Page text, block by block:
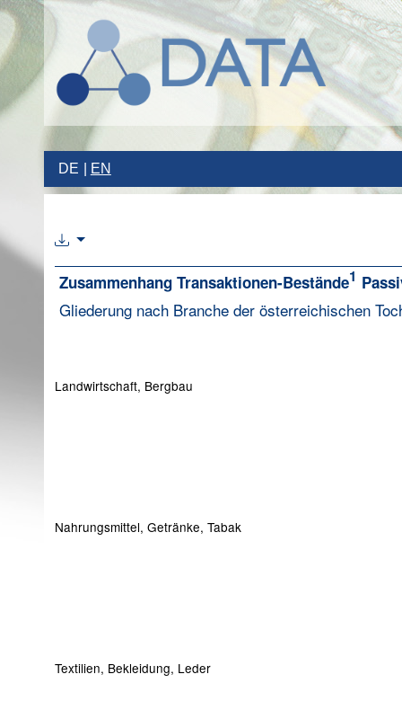
DE EN
Zusammenhang Transaktionen-Bestände1
Gliederung nach Branche der österreichischen
Landwirtschaft, Bergbau
Nahrungsmittel, Getränke, Tabak
Textilien, Bekleidung, Leder